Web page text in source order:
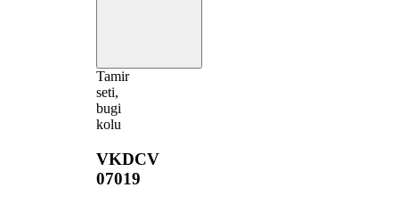
Tamir
seti,
bugi
kolu
VKDCV
07019